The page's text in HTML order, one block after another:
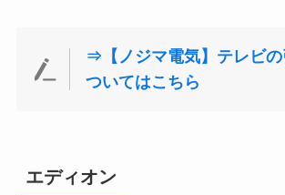
⇒【ノジマ電気】テレビの
ついてはこちら
エディオン